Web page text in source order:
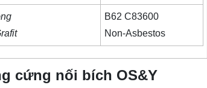
B62 C83600
Non-Asbestos
cứng nối bích OS&Y